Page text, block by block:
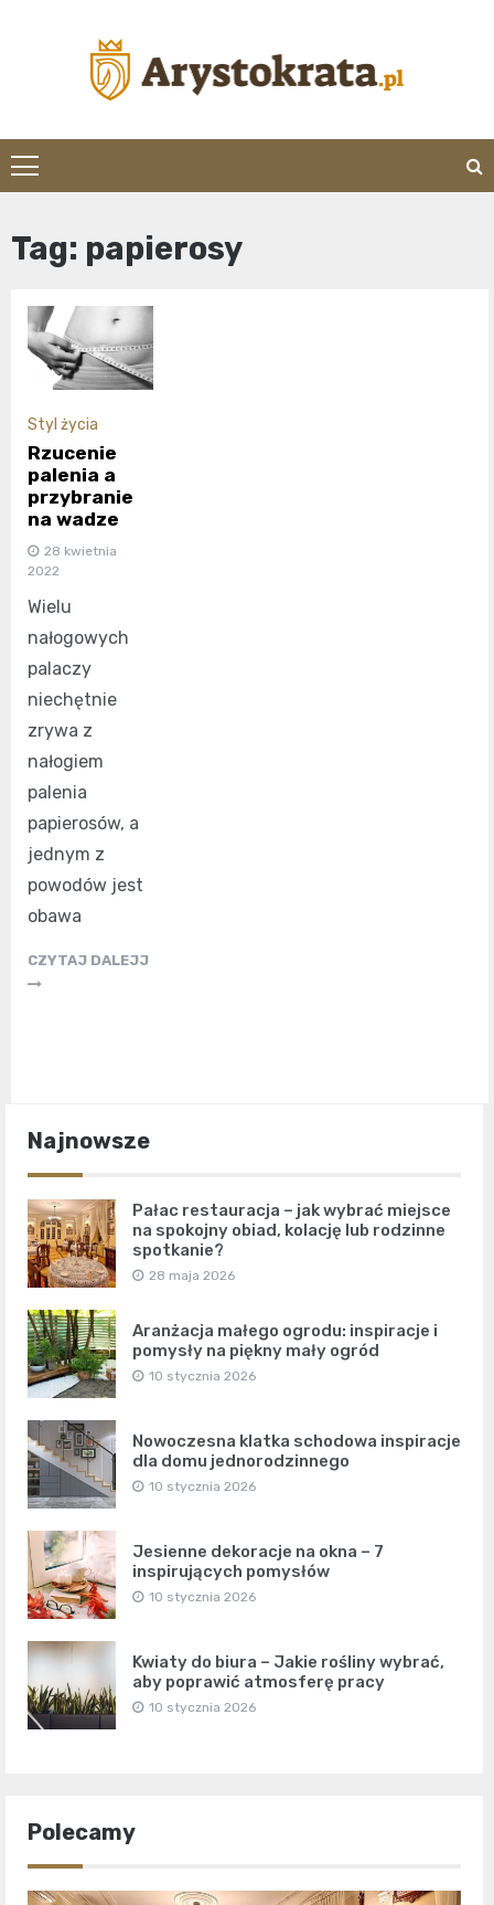
arystokrata.pl
Tag: papierosy
Styl życia
Rzucenie
palenia a
przybranie
na wadze
28 kwietnia
2022
Wielu
nałogowych
palaczy
niechętnie
zrywa z
nałogiem
palenia
papierosów, a
jednym z
powodów jest
obawa
CZYTAJ DALEJJ
Najnowsze
Pałac restauracja – jak wybrać miejsce
na spokojny obiad, kolację lub rodzinne
spotkanie?
28 maja 2026
Aranżacja małego ogrodu: inspiracje i
pomysły na piękny mały ogród
10 stycznia 2026
Nowoczesna klatka schodowa inspiracje
dla domu jednorodzinnego
10 stycznia 2026
Jesienne dekoracje na okna – 7
inspirujących pomysłów
10 stycznia 2026
Kwiaty do biura – Jakie rośliny wybrać,
aby poprawić atmosferę pracy
10 stycznia 2026
Polecamy